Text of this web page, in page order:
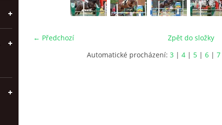
← Předchozí
Zpět do složky
Automatické procházení: 3 | 4 | 5 | 6 | 7